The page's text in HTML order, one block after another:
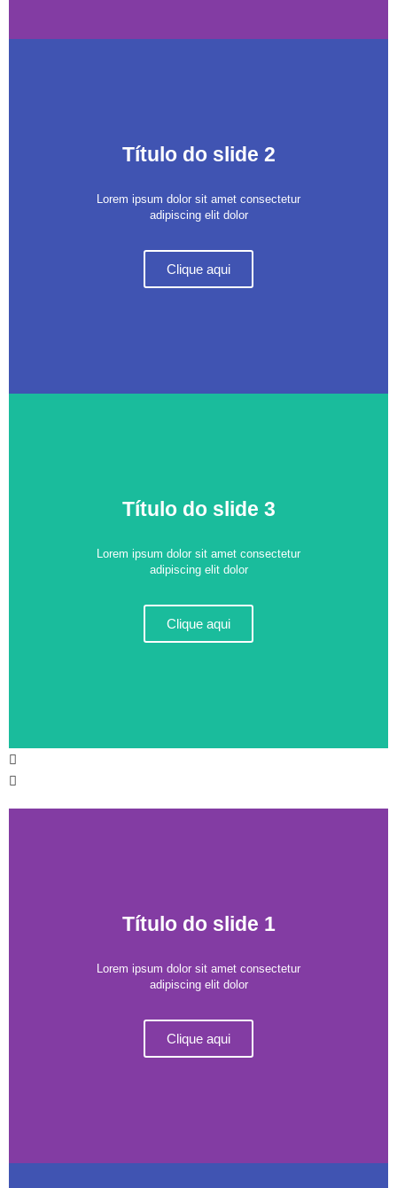
Título do slide 2
Lorem ipsum dolor sit amet consectetur
adipiscing elit dolor
Clique aqui
Título do slide 3
Lorem ipsum dolor sit amet consectetur
adipiscing elit dolor
Clique aqui
Título do slide 1
Lorem ipsum dolor sit amet consectetur
adipiscing elit dolor
Clique aqui